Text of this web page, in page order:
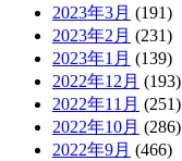
2023年3月 (191)
2023年2月 (231)
2023年1月 (139)
2022年12月 (193)
2022年11月 (251)
2022年10月 (286)
2022年9月 (466)